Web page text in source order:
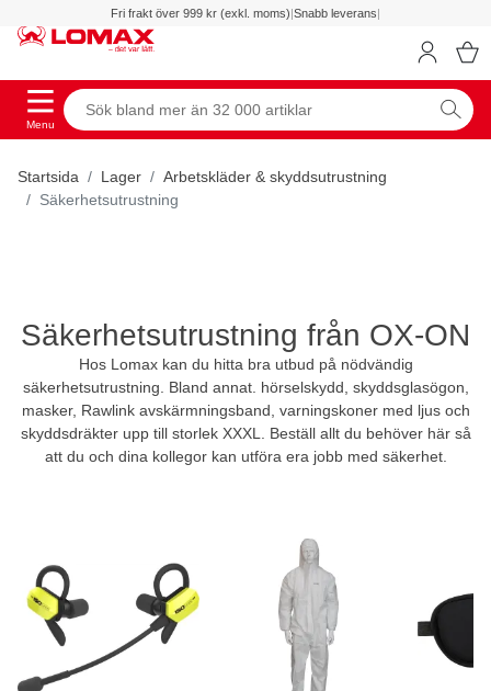
Fri frakt över 999 kr (exkl. moms)|Snabb leverans|
Menu
Startsida Lager
Arbetskläder & skyddsutrustning
Säkerhetsutrustning
Säkerhetsutrustning från OX-ON
Hos Lomax kan du hitta bra utbud på nödvändig
säkerhetsutrustning. Bland annat. hörselskydd, skyddsglasögon,
masker, Rawlink avskärmningsband, varningskoner med ljus och
skyddsdräkter upp till storlek XXXL. Beställ allt du behöver här så
att du och dina kollegor kan utföra era jobb med säkerhet.